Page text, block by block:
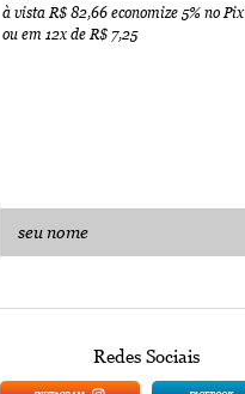
à vistaR$ 82,66economize 5% no Pix
ou em 12xdeR$ 7,25
Redes Sociais